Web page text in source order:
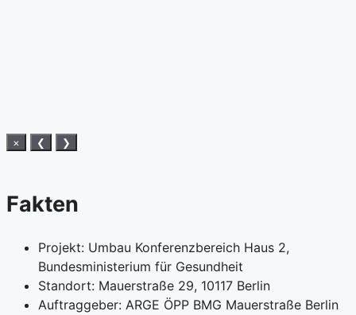
× ❮ ❯
Fakten
Projekt: Umbau Konferenzbereich Haus 2,
Bundesministerium für Gesundheit
Standort: Mauerstraße 29, 10117 Berlin
Auftraggeber: ARGE ÖPP BMG Mauerstraße Berlin